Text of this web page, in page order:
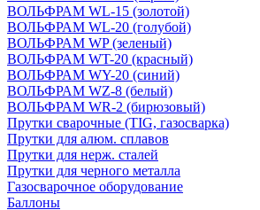
ВОЛЬФРАМ WL-15 (золотой)
ВОЛЬФРАМ WL-20 (голубой)
ВОЛЬФРАМ WP (зеленый)
ВОЛЬФРАМ WT-20 (красный)
ВОЛЬФРАМ WY-20 (синий)
ВОЛЬФРАМ WZ-8 (белый)
ВОЛЬФРАМ WR-2 (бирюзовый)
Прутки сварочные (TIG, газосварка)
Прутки для алюм. сплавов
Прутки для нерж. сталей
Прутки для черного металла
Газосварочное оборудование
Баллоны